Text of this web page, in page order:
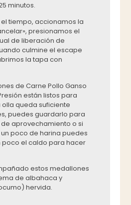
minutos.
tiempo, accionamos la
presionamos el
de liberación de
culmine el escape
la tapa con
de Carne Pollo Ganso
están listos para
olla queda suficiente
puedes guardarlo para
aprovechamiento o si
poco de harina puedes
poco el caldo para hacer
estos medallones
de albahaca y
hervida.